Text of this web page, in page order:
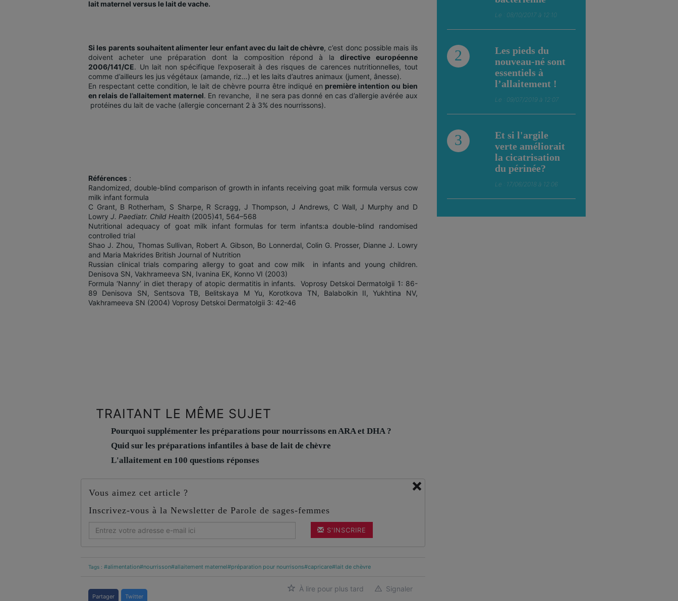
lait maternel versus le lait de vache.
Si les parents souhaitent alimenter leur enfant avec du lait de chèvre, c’est donc possible mais ils
doivent acheter une préparation dont la composition répond à ladirective européenne
2006/141/CE. Un lait non spécifique l’exposerait à des risques de carences nutritionnelles, tout
comme d’ailleurs les jus végétaux (amande, riz…) et les laits d’autres animaux (jument, ânesse).
En respectant cette condition, le lait de chèvre pourra être indiqué en première intention ou bien
en relais de l’allaitement maternel. En revanche, il ne sera pas donné en cas d’allergie avérée aux
protéines du lait de vache (allergie concernant 2 à 3% des nourrissons).
Références :
Randomized, double-blind comparison of growth in infants receiving goat milk formula versus cow
milk infant formula
C Grant, B Rotherham, S Sharpe, R Scragg, J Thompson, J Andrews, C Wall, J Murphy and D
Lowry J. Paediatr. Child Health (2005)41, 564–568
Nutritional adequacy of goat milk infant formulas for term infants:a double-blind randomised
controlled trial
Shao J. Zhou, Thomas Sullivan, Robert A. Gibson, Bo Lonnerdal, Colin G. Prosser, Dianne J. Lowry
and Maria Makrides British Journal of Nutrition
Russian clinical trials comparing allergy to goat and cow milk in infants and young children.
Denisova SN, Vakhrameeva SN, Ivanina EK, Konno VI (2003)
Formula ‘Nanny’ in diet therapy of atopic dermatitis in infants. Voprosy Detskoi Dermatolgii 1: 86-
89 Denisova SN, Sentsova TB, Belitskaya M Yu, Korotkova TN, Balabolkin II, Yukhtina NV,
Vakhrameeva SN (2004) Voprosy Detskoi Dermatolgii 3: 42-46
TRAITANT LE MÊME SUJET
Pourquoi supplémenter les préparations pour nourrissons en ARA et DHA ?
Quid sur les préparations infantiles à base de lait de chèvre
L'allaitement en 100 questions réponses
×
Vous aimez cet article ?
Inscrivez-vous à la Newsletter de Parole de sages-femmes
S'INSCRIRE
Tags : #alimentation#nourrisson#allaitement maternel#préparation pour nourrisons#capricare#lait de chèvre
Partager Twitter
Signaler
À lire pour plus tard
Le : 08/10/2017 à 12:10
2
Les pieds du
nouveau-né sont
essentiels à
l’allaitement !
Le : 09/07/2019 à 12:07
3
Et si l'argile
verte améliorait
la cicatrisation
du périnée?
Le : 17/06/2018 à 12:06